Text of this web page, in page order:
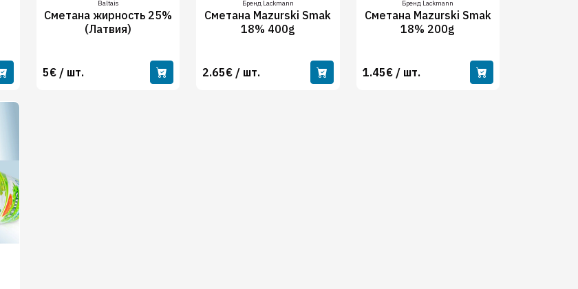
Baltais
Сметана жирность 25%
(Латвия)
5€ / шт.
Бренд Lackmann
Сметана Mazurski Smak
18% 400g
2.65€ / шт.
Бренд Lackmann
Сметана Mazurski Smak
18% 200g
1.45€ / шт.